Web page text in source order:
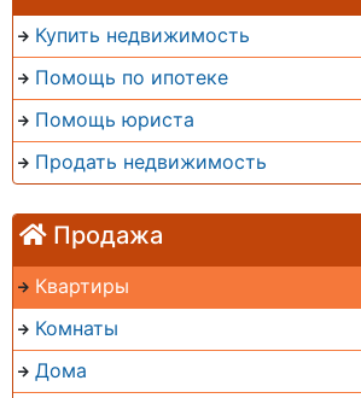
Купить недвижимость
Помощь по ипотеке
Помощь юриста
Продать недвижимость
Продажа
Квартиры
Комнаты
Дома